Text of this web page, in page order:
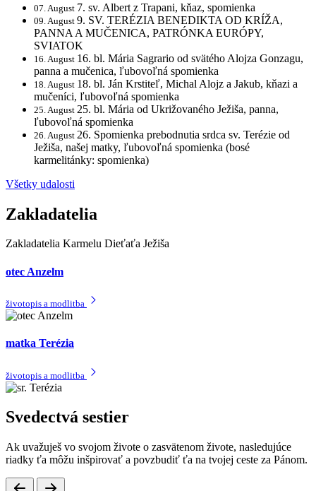
07. August 7. sv. Albert z Trapani, kňaz, spomienka
09. August 9. SV. TERÉZIA BENEDIKTA OD KRÍŽA,
PANNA A MUČENICA, PATRÓNKA EURÓPY,
SVIATOK
16. August 16. bl. Mária Sagrario od svätého Alojza Gonzagu,
panna a mučenica, ľubovoľná spomienka
18. August 18. bl. Ján Krstiteľ, Michal Alojz a Jakub, kňazi a
mučeníci, ľubovoľná spomienka
25. August 25. bl. Mária od Ukrižovaného Ježiša, panna,
ľubovoľná spomienka
26. August 26. Spomienka prebodnutia srdca sv. Terézie od
Ježiša, našej matky, ľubovoľná spomienka (bosé
karmelitánky: spomienka)
Všetky udalosti
Zakladatelia
Zakladatelia Karmelu Dieťaťa Ježiša
otec Anzelm
životopis a modlitba
matka Terézia
životopis a modlitba
Svedectvá sestier
Ak uvažuješ vo svojom živote o zasvätenom živote, nasledujúce
riadky ťa môžu inšpirovať a povzbudiť ťa na tvojej ceste za Pánom.